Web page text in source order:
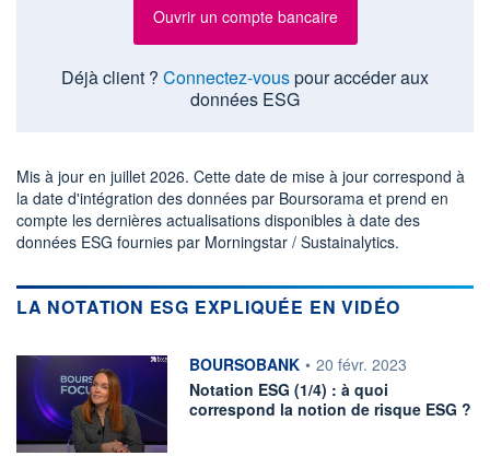
Ouvrir un compte bancaire
Déjà client ? Connectez-vouspour accéder aux
données ESG
Mis à jour en juillet 2026. Cette date de mise à jour correspond à
la date d'intégration des données par Boursorama et prend en
compte les dernières actualisations disponibles à date des
données ESG fournies par Morningstar / Sustainalytics.
LA NOTATION ESG EXPLIQUÉE EN VIDÉO
information fournie par
BOURSOBANK • 20 févr. 2023
Notation ESG (1/4) : à quoi
correspond la notion de risque ESG ?